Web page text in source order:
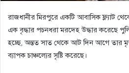
রাজধানীর মিরপুরে একটি আবাসিক ফ্ল্যাট
এক বৃদ্ধার পচনধরা মরদেহ উদ্ধার করেছে
হচ্ছে, অন্তত সাত থেকে আট দিন আগে তার
ব্যাপক চাঞ্চল্যের সৃষ্টি করেছে।